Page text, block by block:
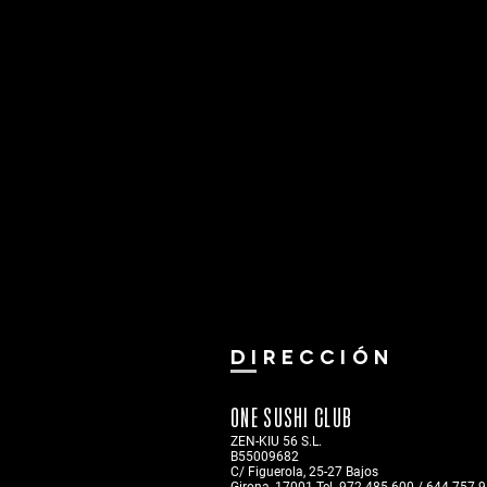
DIRECCIÓN
ONE SUSHI CLUB
ZEN-KIU 56 S.L.
B55009682
C/ Figuerola, 25-27 Bajos